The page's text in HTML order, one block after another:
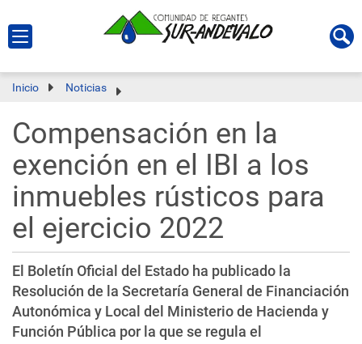
Inicio Noticias
Compensación en la
exención en el IBI a los
inmuebles rústicos para
el ejercicio 2022
El Boletín Oficial del Estado ha publicado la
Resolución de la Secretaría General de Financiación
Autonómica y Local del Ministerio de Hacienda y
Función Pública por la que se regula el